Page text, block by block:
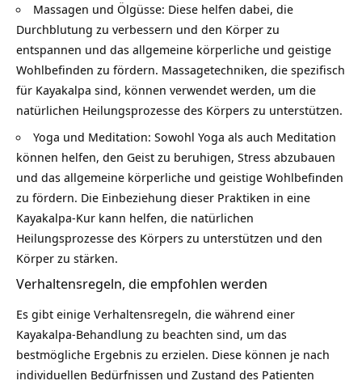
Massagen und Ölgüsse: Diese helfen dabei, die
Durchblutung zu verbessern und den Körper zu
entspannen und das allgemeine körperliche und geistige
Wohlbefinden zu fördern. Massagetechniken, die spezifisch
für Kayakalpa sind, können verwendet werden, um die
natürlichen Heilungsprozesse des Körpers zu unterstützen.
Yoga und Meditation: Sowohl Yoga als auch Meditation
können helfen, den Geist zu beruhigen, Stress abzubauen
und das allgemeine körperliche und geistige Wohlbefinden
zu fördern. Die Einbeziehung dieser Praktiken in eine
Kayakalpa-Kur kann helfen, die natürlichen
Heilungsprozesse des Körpers zu unterstützen und den
Körper zu stärken.
Verhaltensregeln, die empfohlen werden
Es gibt einige Verhaltensregeln, die während einer
Kayakalpa-Behandlung zu beachten sind, um das
bestmögliche Ergebnis zu erzielen. Diese können je nach
individuellen Bedürfnissen und Zustand des Patienten